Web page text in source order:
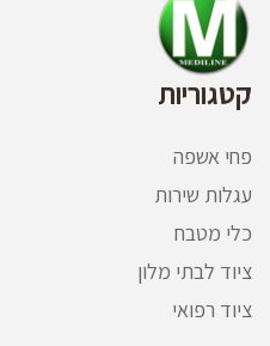
קטגוריות
פחי אשפה
עגלות שירות
כלי מטבח
ציוד לבתי מלון
ציוד רפואי